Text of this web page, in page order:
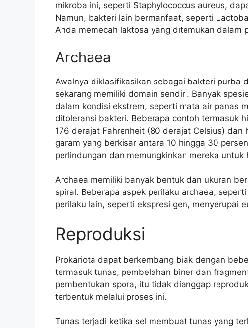
mikroba ini, seperti Staphylococcus aureus,
Namun, bakteri lain bermanfaat, seperti
Anda memecah laktosa yang ditemukan dalam
Archaea
Awalnya diklasifikasikan sebagai bakteri purba
sekarang memiliki domain sendiri. Banyak
dalam kondisi ekstrem, seperti mata air panas
ditoleransi bakteri. Beberapa contoh termasuk
176 derajat Fahrenheit (80 derajat Celsius)
garam yang berkisar antara 10 hingga 30
perlindungan dan memungkinkan mereka
Archaea memiliki banyak bentuk dan ukuran
spiral. Beberapa aspek perilaku archaea,
perilaku lain, seperti ekspresi gen, menyerupai
Reproduksi
Prokariota dapat berkembang biak dengan
termasuk tunas, pembelahan biner dan
pembentukan spora, itu tidak dianggap
terbentuk melalui proses ini.
Tunas terjadi ketika sel membuat tunas yang